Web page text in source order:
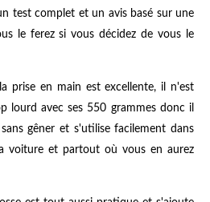
test complet et un avis basé sur une
le ferez si vous décidez de vous le
prise en main est excellente, il n'est
lourd avec ses 550 grammes donc il
gêner et s'utilise facilement dans
voiture et partout où vous en aurez